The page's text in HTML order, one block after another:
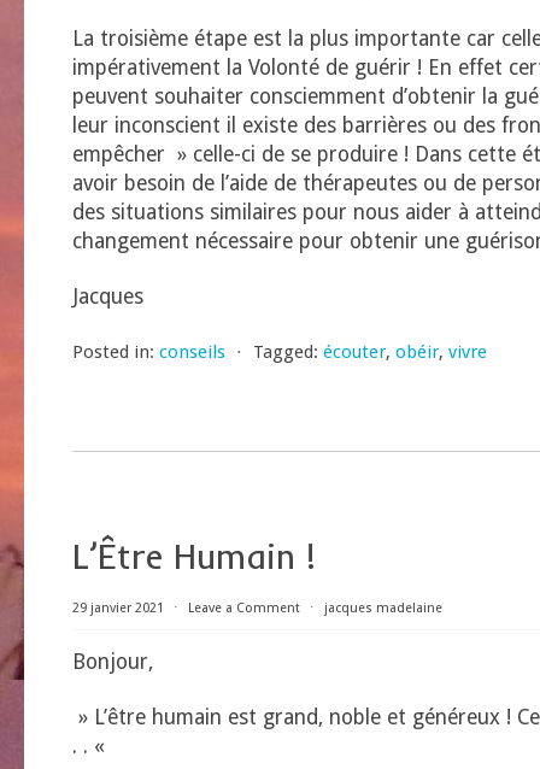
La troisième étape est la plus importante car
impérativement la Volonté de guérir ! En effet
peuvent souhaiter consciemment d’obtenir la
leur inconscient il existe des barrières ou des
empêcher » celle-ci de se produire ! Dans cette
avoir besoin de l’aide de thérapeutes ou de
des situations similaires pour nous aider à
changement nécessaire pour obtenir une
Jacques
Posted in: conseils ⋅ Tagged: écouter, obéir, vivre
L’Être Humain !
29 janvier 2021 ⋅ Leave a Comment ⋅ jacques madelaine
Bonjour,
» L’être humain est grand, noble et généreux !
. . «